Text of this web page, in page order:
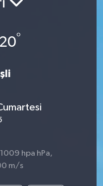
20°
1009 hpa hPa,
m/s